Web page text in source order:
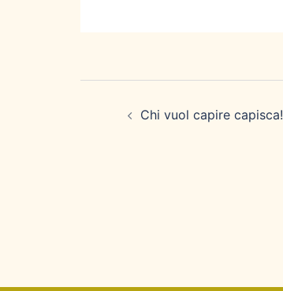
articoloChi vuol capire capisca!